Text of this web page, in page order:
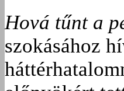
Hová tűnt a
szokásához